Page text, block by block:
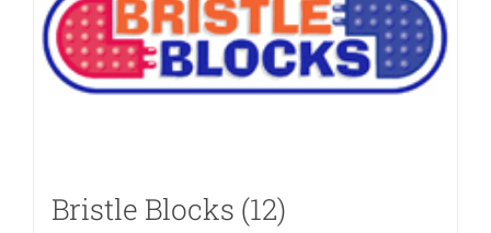
Bristle Blocks (12)